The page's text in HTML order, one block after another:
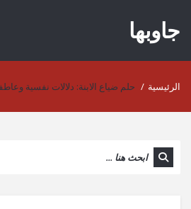
جاوبها
الرئيسية / حلم ضياع الابنة: دلالات نفسية